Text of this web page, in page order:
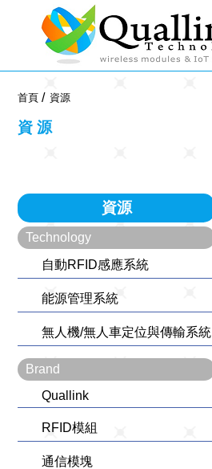
首頁 資源
資源
資源
Technology
自動RFID感應系統
能源管理系統
無人機/無人車定位與傳輸系統
Brand
Quallink
RFID模組
通信模塊